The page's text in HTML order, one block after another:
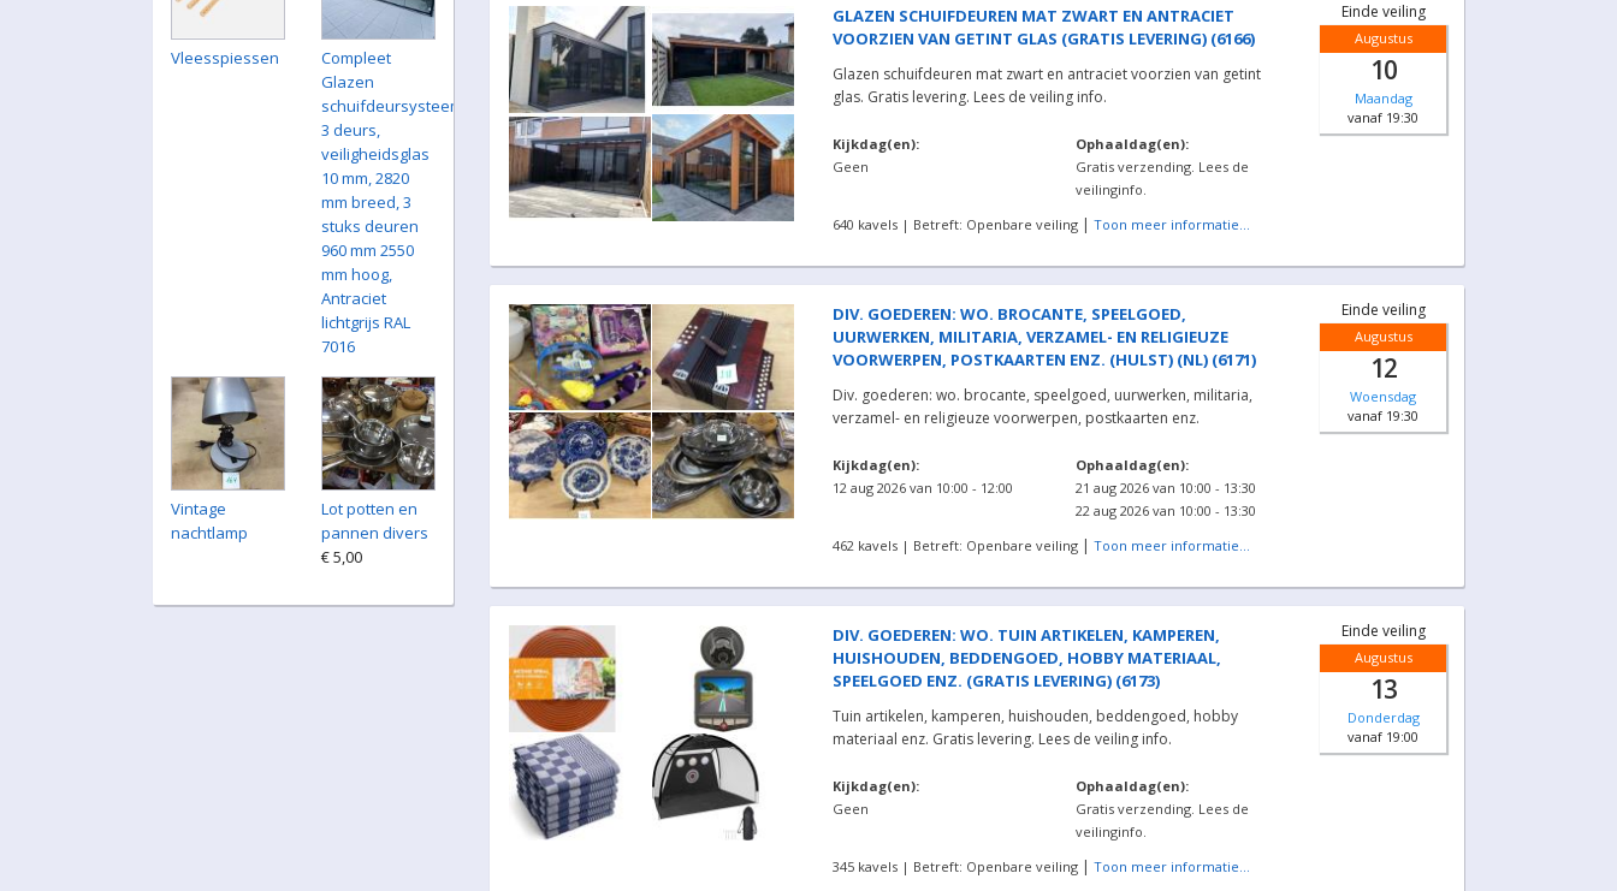
Vleesspiessen
Compleet
Glazen
schuifdeursysteem
3 deurs,
veiligheidsglas
10 mm, 2820
mm breed, 3
stuks deuren
960 mm 2550
mm hoog,
Antraciet
lichtgrijs RAL
7016
Vintage
nachtlamp
Lot potten en
pannen divers
€ 5,00
GLAZEN SCHUIFDEUREN MAT ZWART EN ANTRACIET
VOORZIEN VAN GETINT GLAS (GRATIS LEVERING) (6166)
Glazen schuifdeuren mat zwart en antraciet voorzien van getint
glas. Gratis levering. Lees de veiling info.
Kijkdag(en):
Geen
Ophaaldag(en):
Gratis verzending. Lees de
veilinginfo.
640 kavels | Betreft: Openbare veiling| Toon meer informatie...
Einde veiling
Maandag
vanaf 19:30
Augustus
10
DIV. GOEDEREN: WO. BROCANTE, SPEELGOED,
UURWERKEN, MILITARIA, VERZAMEL- EN RELIGIEUZE
VOORWERPEN, POSTKAARTEN ENZ. (HULST) (NL) (6171)
Div. goederen: wo. brocante, speelgoed, uurwerken, militaria,
verzamel- en religieuze voorwerpen, postkaarten enz.
Kijkdag(en):
12 aug 2026 van 10:00 - 12:00
Ophaaldag(en):
21 aug 2026 van 10:00 - 13:30
22 aug 2026 van 10:00 - 13:30
462 kavels | Betreft: Openbare veiling| Toon meer informatie...
Einde veiling
Woensdag
vanaf 19:30
Augustus
12
DIV. GOEDEREN: WO. TUIN ARTIKELEN, KAMPEREN,
HUISHOUDEN, BEDDENGOED, HOBBY MATERIAAL,
SPEELGOED ENZ. (GRATIS LEVERING) (6173)
Tuin artikelen, kamperen, huishouden, beddengoed, hobby
materiaal enz. Gratis levering. Lees de veiling info.
Kijkdag(en):
Geen
Ophaaldag(en):
Gratis verzending. Lees de
veilinginfo.
345 kavels | Betreft: Openbare veiling| Toon meer informatie...
Einde veiling
Donderdag
vanaf 19:00
Augustus
13